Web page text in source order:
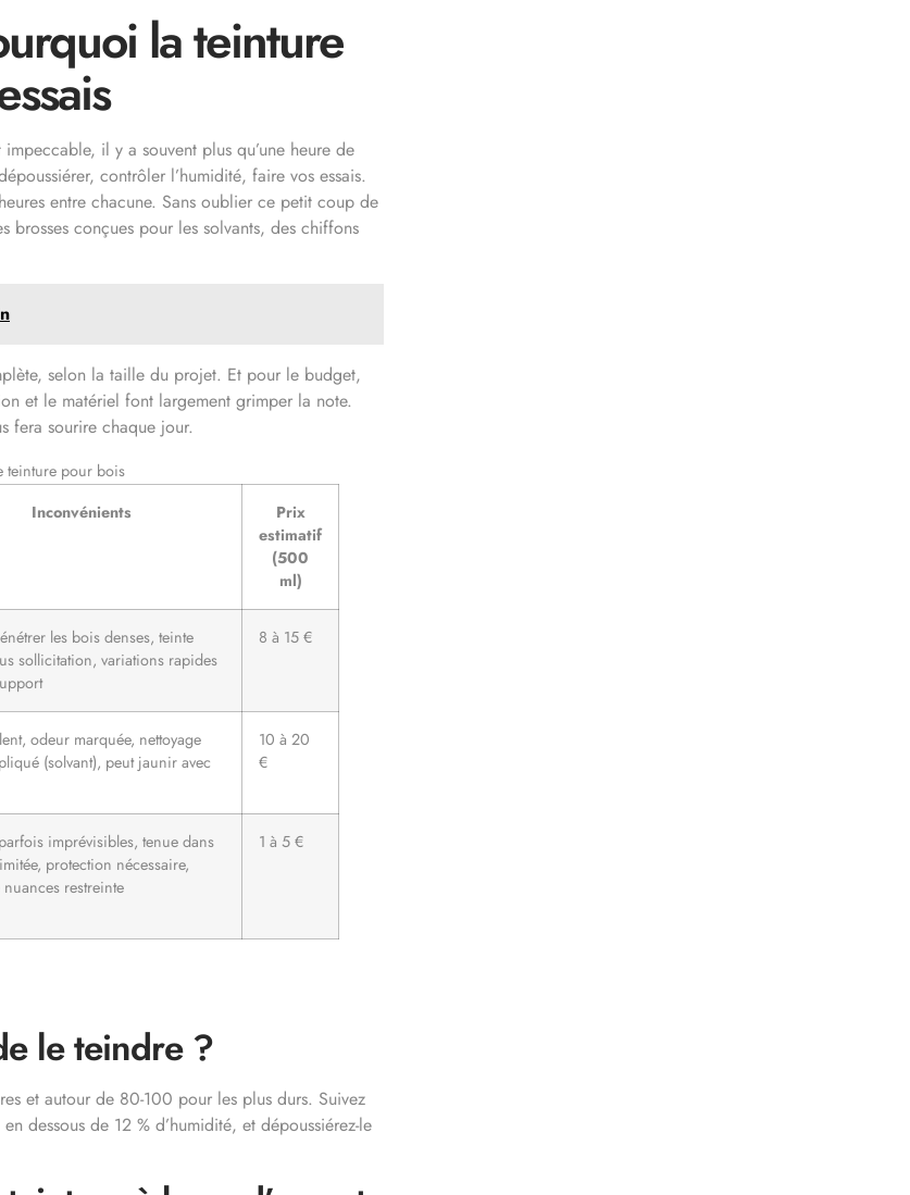
la teinture
il y a souvent plus qu’une heure de
contrôler l’humidité, faire vos essais.
entre chacune. Sans oublier ce petit coup de
conçues pour les solvants, des chiffons
selon la taille du projet. Et pour le budget,
et le matériel font largement grimper la note.
fera sourire chaque jour.
teinture pour bois
Inconvénients
Prix
estimatif
(500
ml)
les bois denses, teinte
sollicitation, variations rapides
8 à 15 €
odeur marquée, nettoyage
(solvant), peut jaunir avec
10 à 20
€
imprévisibles, tenue dans
protection nécessaire,
nuances restreinte
1 à 5 €
le teindre ?
et autour de 80-100 pour les plus durs. Suivez
dessous de 12 % d’humidité, et dépoussiérez-le